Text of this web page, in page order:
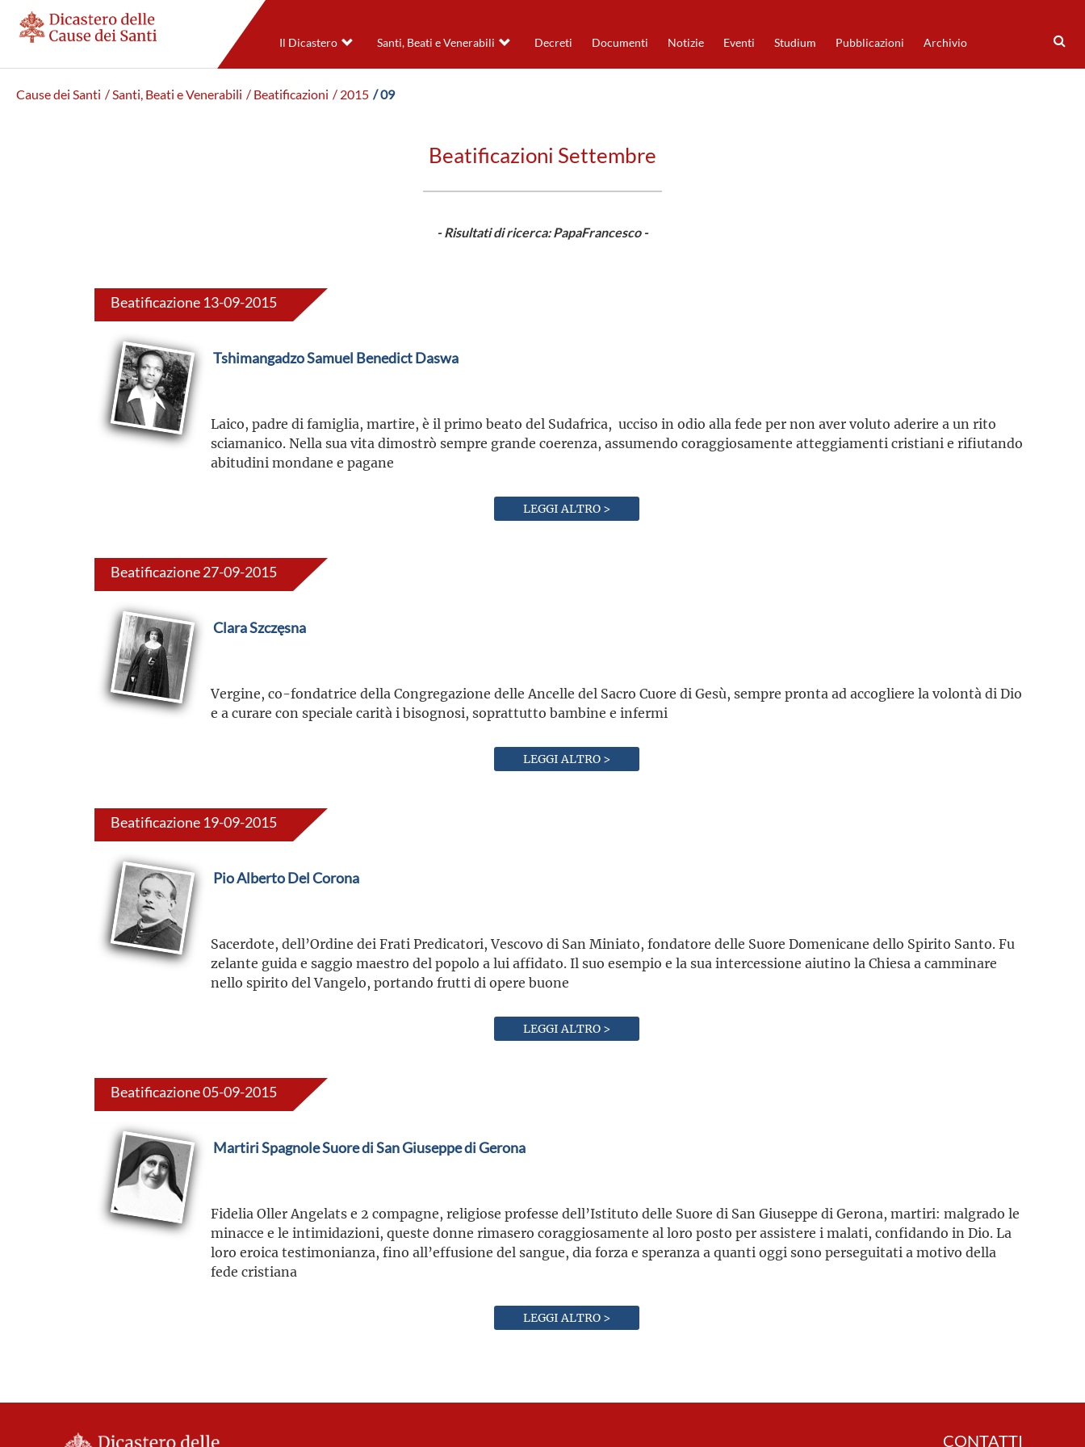
Il Dicastero Santi, Beati e Venerabili Decreti Documenti Notizie Eventi Studium Pubblicazioni Archivio
Cause dei Santi / Santi, Beati e Venerabili / Beatificazioni / 2015 / 09
Beatificazioni Settembre
- Risultati di ricerca: PapaFrancesco -
Beatificazione 13-09-2015
Tshimangadzo Samuel Benedict Daswa
Laico, padre di famiglia, martire, è il primo beato del Sudafrica, ucciso in odio alla fede per non aver voluto aderire a un rito
sciamanico. Nella sua vita dimostrò sempre grande coerenza, assumendo coraggiosamente atteggiamenti cristiani e rifiutando
abitudini mondane e pagane
LEGGI ALTRO >
Beatificazione 27-09-2015
Clara Szczęsna
Vergine, co-fondatrice della Congregazione delle Ancelle del Sacro Cuore di Gesù, sempre pronta ad accogliere la volontà di Dio
e a curare con speciale carità i bisognosi, soprattutto bambine e infermi
LEGGI ALTRO >
Beatificazione 19-09-2015
Pio Alberto Del Corona
Sacerdote, dell’Ordine dei Frati Predicatori, Vescovo di San Miniato, fondatore delle Suore Domenicane dello Spirito Santo. Fu
zelante guida e saggio maestro del popolo a lui affidato. Il suo esempio e la sua intercessione aiutino la Chiesa a camminare
nello spirito del Vangelo, portando frutti di opere buone
LEGGI ALTRO >
Beatificazione 05-09-2015
Martiri Spagnole Suore di San Giuseppe di Gerona
Fidelia Oller Angelats e 2 compagne, religiose professe dell’Istituto delle Suore di San Giuseppe di Gerona, martiri: malgrado le
minacce e le intimidazioni, queste donne rimasero coraggiosamente al loro posto per assistere i malati, confidando in Dio. La
loro eroica testimonianza, fino all’effusione del sangue, dia forza e speranza a quanti oggi sono perseguitati a motivo della
fede cristiana
LEGGI ALTRO >
CONTATTI